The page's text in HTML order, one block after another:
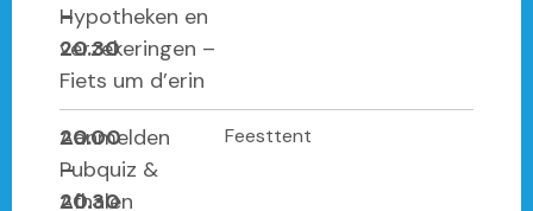
–
20.30
Hypotheken en
verzekeringen –
Fiets um d’erin
20.00
–
20.30
Aanmelden
Pubquiz &
Afhalen
Feesttent